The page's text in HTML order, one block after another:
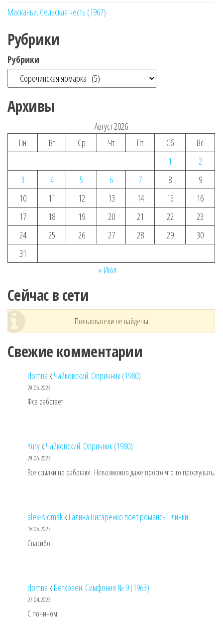
Масканьи. Сельская честь (1967)
Рубрики
Рубрики
Архивы
Август 2026
Пн
Вт Ср Чт Пт Сб
Вс
1
2
3
4 5 6 7 8
9
10
11 12 13 14 15
16
17
18 19 20 21 22
23
24
25 26 27 28 29
30
31
« Июл
Сейчас в сети
Пользователи не найдены
Свежие комментарии
domna кЧайковский. Опричник (1980)
29.05.2023
Фсе работает.
YuryкЧайковский. Опричник (1980)
29.05.2023
Все ссылки не работают. Невозможно даже просто что-то прослушать.
alex-sidmakкГалина Писаренко поет романсы Глинки
18.05.2023
Спасибо!
domna кБетховен. Симфония № 9 (1963)
27.04.2023
С почином!